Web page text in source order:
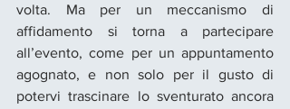
volta. Ma per un meccanismo di
affidamento si torna a partecipare
all’evento, come per un appuntamento
agognato, e non solo per il gusto di
potervi trascinare lo sventurato ancora